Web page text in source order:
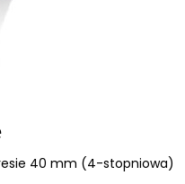
40 mm (4-stopniowa)